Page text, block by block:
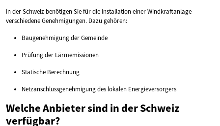
In der Schweiz benötigen Sie für die Installation einer Windkraftanlage
verschiedene Genehmigungen. Dazu gehören:
Baugenehmigung der Gemeinde
Prüfung der Lärmemissionen
Statische Berechnung
Netzanschlussgenehmigung des lokalen Energieversorgers
Welche Anbieter sind in der Schweiz
verfügbar?